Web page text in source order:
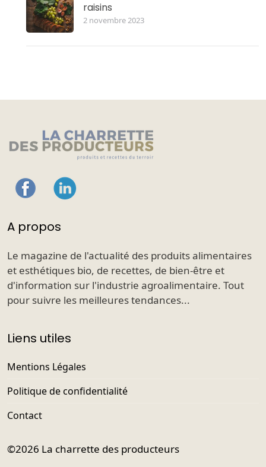
raisins
2 novembre 2023
A propos
Le magazine de l'actualité des produits alimentaires
et esthétiques bio, de recettes, de bien-être et
d'information sur l'industrie agroalimentaire. Tout
pour suivre les meilleures tendances...
Liens utiles
Mentions Légales
Politique de confidentialité
Contact
©2026 La charrette des producteurs